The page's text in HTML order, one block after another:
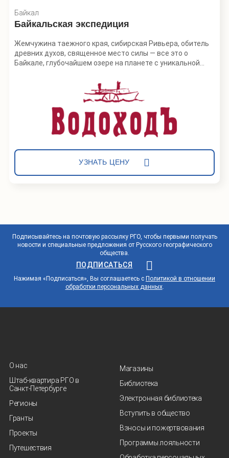
Байкал
Байкальская экспедиция
Жемчужина таежного края, сибирская Ривьера, обитель
древних духов, священное место силы — все это о
Байкале, глубочайшем озере на планете с уникальной
Байкал — одно из немногих мест на Земле, где стремятся
побывать путешественники всего мира. Здесь можно
увидеть первозданную природу, познакомиться с
многогранной культурой народов Прибайкалья и
почувствовать настоящее единение с природой. Экотур
подушке станет запоминающимся путешествием в дикий
край с невероятным разнообразием возможностей для
УЗНАТЬ ЦЕНУ
Подписывайтесь на почтовую рассылку РГО, чтобы первыми получать
новости и специальные предложения от Русского географического
общества.
ПОДПИСАТЬСЯ
Нажимая «Подписаться», Вы соглашаетесь с Политикой в отношении
обработки персональных данных.
О нас
Штаб-квартира РГО в
Санкт‑Петербурге
Регионы
Гранты
Проекты
Путешествия
Магазины
Библиотека
Электронная библиотека
Вступить в общество
Взносы и пожертвования
Программы лояльности